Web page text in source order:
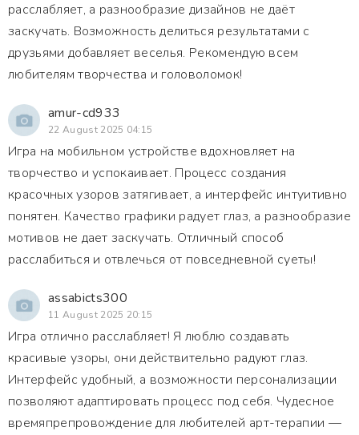
расслабляет, а разнообразие дизайнов не даёт
заскучать. Возможность делиться результатами с
друзьями добавляет веселья. Рекомендую всем
любителям творчества и головоломок!
amur-cd933
22 August 2025 04:15
Игра на мобильном устройстве вдохновляет на
творчество и успокаивает. Процесс создания
красочных узоров затягивает, а интерфейс интуитивно
понятен. Качество графики радует глаз, а разнообразие
мотивов не дает заскучать. Отличный способ
расслабиться и отвлечься от повседневной суеты!
assabicts300
11 August 2025 20:15
Игра отлично расслабляет! Я люблю создавать
красивые узоры, они действительно радуют глаз.
Интерфейс удобный, а возможности персонализации
позволяют адаптировать процесс под себя. Чудесное
времяпрепровождение для любителей арт-терапии —